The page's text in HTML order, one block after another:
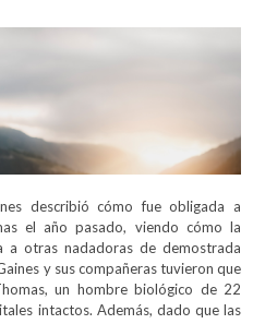
describió cómo fue obligada a
el año pasado, viendo cómo la
otras nadadoras de demostrada
y sus compañeras tuvieron que
un hombre biológico de 22
intactos. Además, dado que las